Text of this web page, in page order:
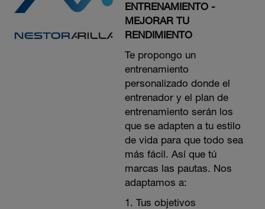
ENTRENAMIENTO -
MEJORAR TU
RENDIMIENTO
Te propongo un
entrenamiento
personalizado donde el
entrenador y el plan de
entrenamiento serán los
que se adapten a tu estilo
de vida para que todo sea
más fácil. Así que tú
marcas las pautas. Nos
adaptamos a:
Tus objetivos